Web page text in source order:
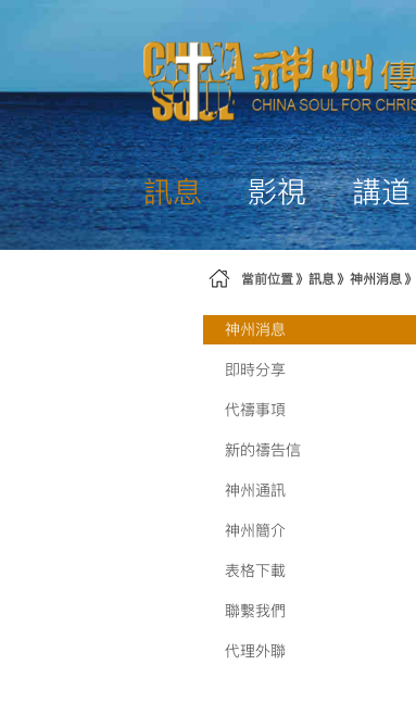
訊息 影視 講道
當前位置 訊息 神州消息
神州消息
即時分享
代禱事項
新的禱告信
神州通訊
神州簡介
表格下載
聯繫我們
代理外聯